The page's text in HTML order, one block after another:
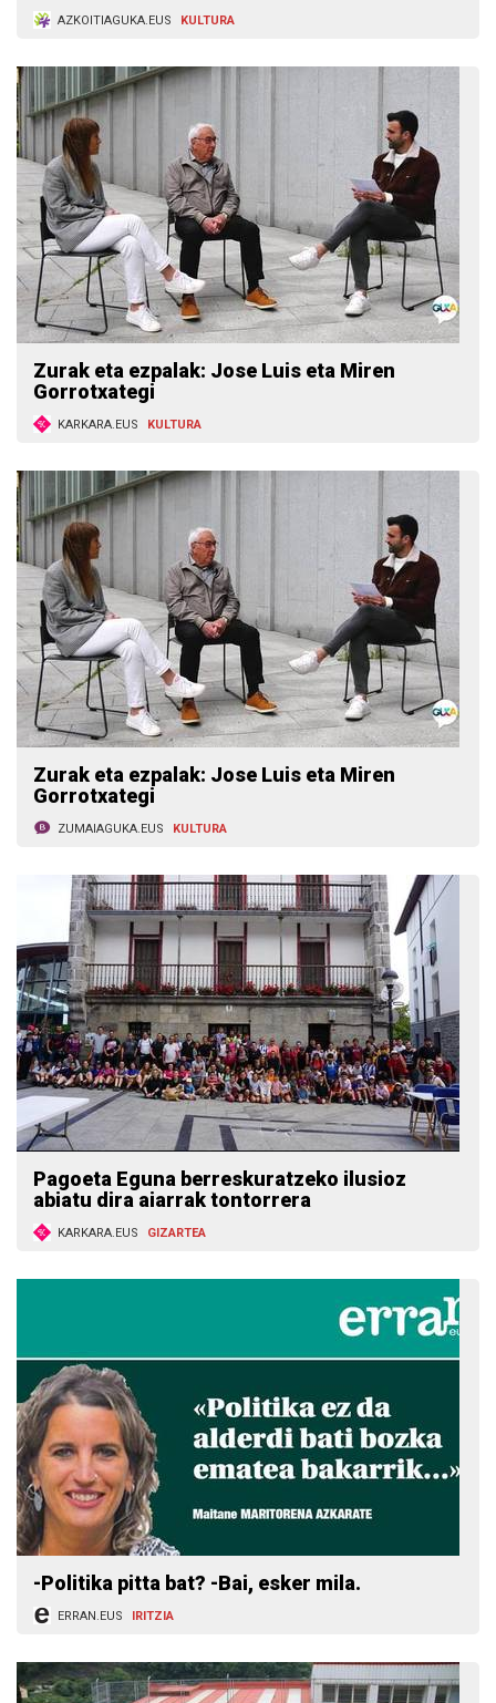
AZKOITIAGUKA.EUS KULTURA
Zurak eta ezpalak: Jose Luis eta Miren
Gorrotxategi
KARKARA.EUS KULTURA
Zurak eta ezpalak: Jose Luis eta Miren
Gorrotxategi
ZUMAIAGUKA.EUS KULTURA
Pagoeta Eguna berreskuratzeko ilusioz
abiatu dira aiarrak tontorrera
KARKARA.EUS GIZARTEA
-Politika pitta bat? -Bai, esker mila.
ERRAN.EUS IRITZIA